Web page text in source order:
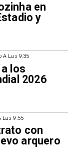
en
y
A Las 9:35
los
2026
Las 9:55
con
arquero